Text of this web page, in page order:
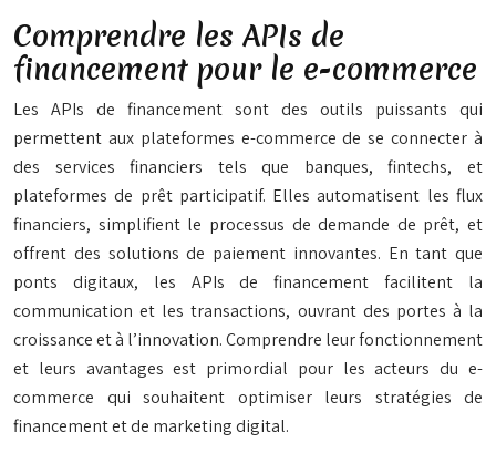
Comprendre les APIs de
financement pour le e-commerce
Les APIs de financement sont des outils puissants qui
permettent aux plateformes e-commerce de se connecter à
des services financiers tels que banques, fintechs, et
plateformes de prêt participatif. Elles automatisent les flux
financiers, simplifient le processus de demande de prêt, et
offrent des solutions de paiement innovantes. En tant que
ponts digitaux, les APIs de financement facilitent la
communication et les transactions, ouvrant des portes à la
croissance et à l’innovation. Comprendre leur fonctionnement
et leurs avantages est primordial pour les acteurs du e-
commerce qui souhaitent optimiser leurs stratégies de
financement et de marketing digital.